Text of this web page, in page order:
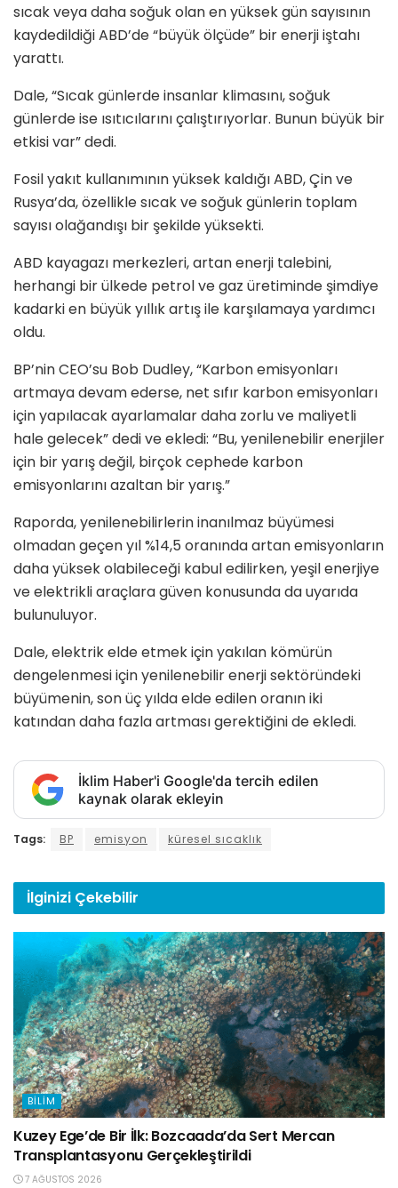
sıcak veya daha soğuk olan en yüksek gün sayısının
kaydedildiği ABD’de “büyük ölçüde” bir enerji iştahı
yarattı.
Dale, “Sıcak günlerde insanlar klimasını, soğuk
günlerde ise ısıtıcılarını çalıştırıyorlar. Bunun büyük bir
etkisi var” dedi.
Fosil yakıt kullanımının yüksek kaldığı ABD, Çin ve
Rusya’da, özellikle sıcak ve soğuk günlerin toplam
sayısı olağandışı bir şekilde yüksekti.
ABD kayagazı merkezleri, artan enerji talebini,
herhangi bir ülkede petrol ve gaz üretiminde şimdiye
kadarki en büyük yıllık artış ile karşılamaya yardımcı
oldu.
BP’nin CEO’su Bob Dudley, “Karbon emisyonları
artmaya devam ederse, net sıfır karbon emisyonları
için yapılacak ayarlamalar daha zorlu ve maliyetli
hale gelecek” dedi ve ekledi: “Bu, yenilenebilir enerjiler
için bir yarış değil, birçok cephede karbon
emisyonlarını azaltan bir yarış.”
Raporda, yenilenebilirlerin inanılmaz büyümesi
olmadan geçen yıl %14,5 oranında artan emisyonların
daha yüksek olabileceği kabul edilirken, yeşil enerjiye
ve elektrikli araçlara güven konusunda da uyarıda
bulunuluyor.
Dale, elektrik elde etmek için yakılan kömürün
dengelenmesi için yenilenebilir enerji sektöründeki
büyümenin, son üç yılda elde edilen oranın iki
katından daha fazla artması gerektiğini de ekledi.
İklim Haber'i Google'da tercih edilen
kaynak olarak ekleyin
Tags: BP emisyon küresel sıcaklık
İlginizi Çekebilir
BILIM
Kuzey Ege’de Bir İlk: Bozcaada’da Sert Mercan
Transplantasyonu Gerçekleştirildi
7 AĞUSTOS 2026